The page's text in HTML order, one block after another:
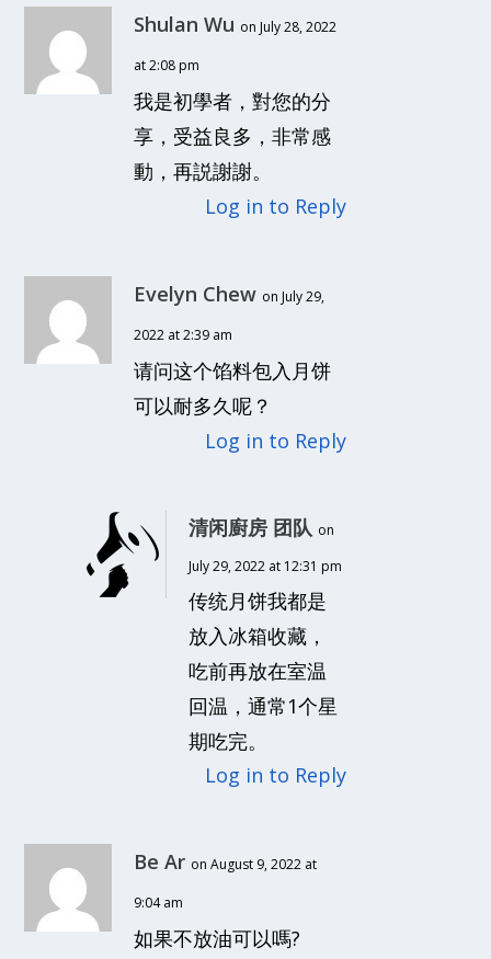
Shulan Wu on July 28, 2022
at 2:08 pm
我是初學者，對您的分
享，受益良多，非常感
動，再説謝謝。
Log in to Reply
Evelyn Chew on July 29,
2022 at 2:39 am
请问这个馅料包入月饼
可以耐多久呢？
Log in to Reply
清闲廚房 团队 on
July 29, 2022 at 12:31 pm
传统月饼我都是
放入冰箱收藏，
吃前再放在室温
回温，通常1个星
期吃完。
Log in to Reply
Be Ar on August 9, 2022 at
9:04 am
如果不放油可以嗎?